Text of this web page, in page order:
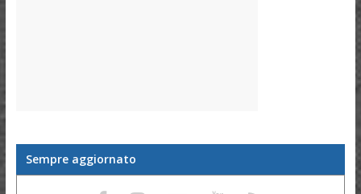
Sempre aggiornato